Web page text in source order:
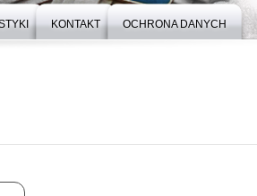
KONTAKT OCHRONA DANYCH